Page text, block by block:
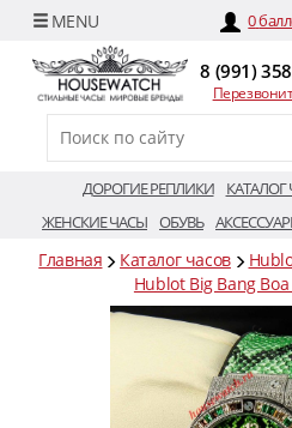
0
8 (991)
ДОРОГИЕ РЕПЛИКИ КАТАЛОГ
ЖЕНСКИЕ ЧАСЫ ОБУВЬ
Главная Каталог часов
Hublot Big Bang